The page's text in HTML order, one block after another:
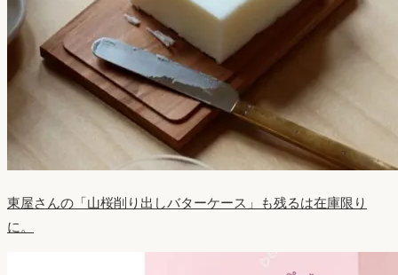
東屋さんの「山桜削り出しバターケース」も残るは在庫限り
に。